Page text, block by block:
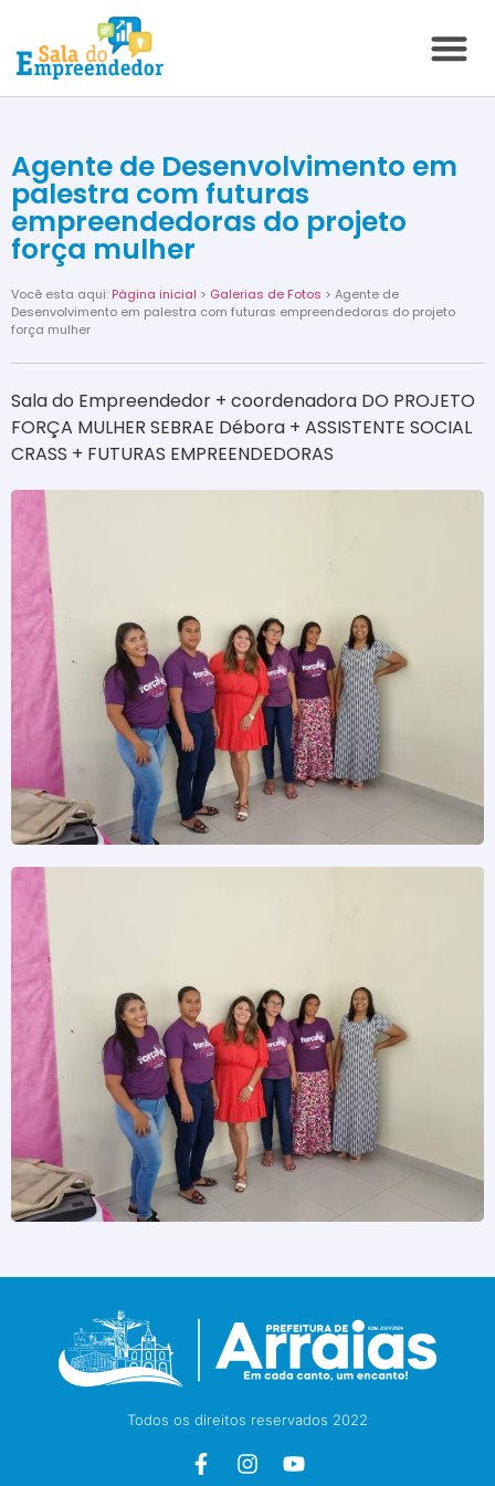
Agente de Desenvolvimento em
palestra com futuras
empreendedoras do projeto
força mulher
Você esta aqui: Página inicial > Galerias de Fotos > Agente de
Desenvolvimento em palestra com futuras empreendedoras do projeto
força mulher
Sala do Empreendedor + coordenadora DO PROJETO
FORÇA MULHER SEBRAE Débora + ASSISTENTE SOCIAL
CRASS + FUTURAS EMPREENDEDORAS
Todos os direitos reservados 2022